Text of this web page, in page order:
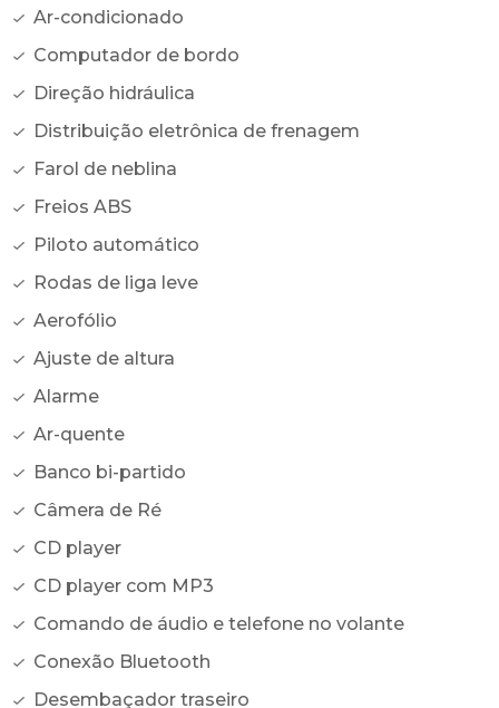
Ar-condicionado
Computador de bordo
Direção hidráulica
Distribuição eletrônica de frenagem
Farol de neblina
Freios ABS
Piloto automático
Rodas de liga leve
Aerofólio
Ajuste de altura
Alarme
Ar-quente
Banco bi-partido
Câmera de Ré
CD player
CD player com MP3
Comando de áudio e telefone no volante
Conexão Bluetooth
Desembaçador traseiro